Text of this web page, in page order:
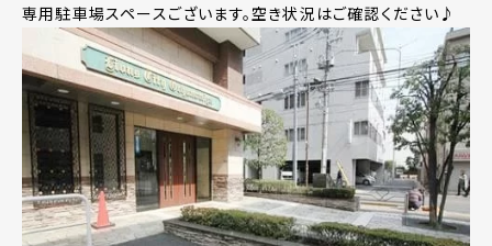
専用駐車場スペースございます。空き状況はご確認ください♪